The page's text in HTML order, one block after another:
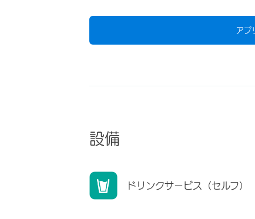
アプ
設備
ドリンクサービス（セルフ）